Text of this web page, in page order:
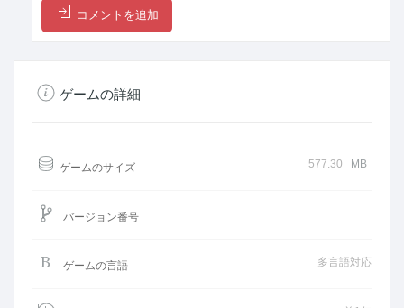
コメントを追加
ゲームの詳細
ゲームのサイズ 577.30 MB
バージョン番号
ゲームの言語 多言語対応